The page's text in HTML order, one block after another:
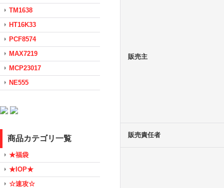
TM1638
HT16K33
PCF8574
MAX7219
MCP23017
NE555
商品カテゴリ一覧
★福袋
★IOP★
☆速攻☆
販売主
販売責任者